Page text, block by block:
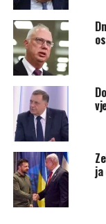
članice te naglasio
na svoj teritorij.
Moć čečenskog
Ramzan Kadirov je
od najlojalnijih
je snažan
kao “kadirovci”
zapovjedništvom i
je poznat po
Moskvi.